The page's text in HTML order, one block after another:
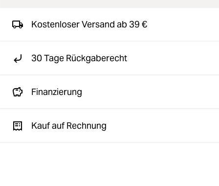
Kostenloser Versand ab 39 €
30 Tage Rückgaberecht
Finanzierung
Kauf auf Rechnung